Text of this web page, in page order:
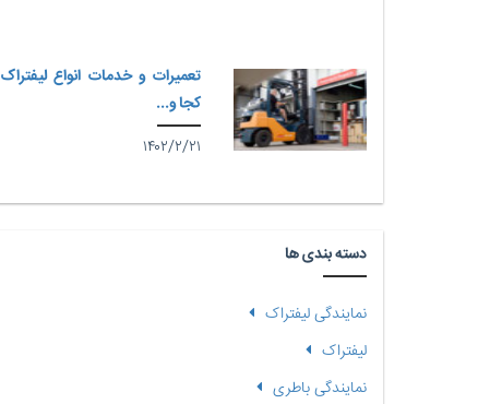
تعمیرات و خدمات انواع لیفتراک
کجا و...
۱۴۰۲/۲/۲۱
دسته بندی ها
نمایندگی لیفتراک
لیفتراک
نمایندگی باطری